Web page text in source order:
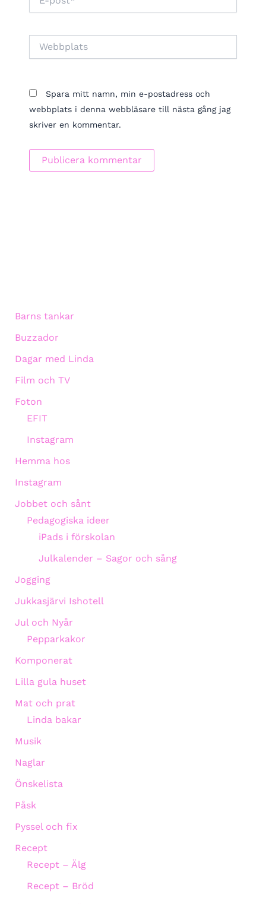
post*
Spara mitt namn, min e-postadress och
webbplats i denna webbläsare till nästa gång jag
skriver en kommentar.
Barns tankar
Buzzador
Dagar med Linda
Film och TV
Foton
EFIT
Instagram
Hemma hos
Instagram
Jobbet och sånt
Pedagogiska ideer
iPads i förskolan
Julkalender – Sagor och sång
Jogging
Jukkasjärvi Ishotell
Jul och Nyår
Pepparkakor
Komponerat
Lilla gula huset
Mat och prat
Linda bakar
Musik
Naglar
Önskelista
Påsk
Pyssel och fix
Recept
Recept – Älg
Recept – Bröd